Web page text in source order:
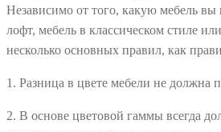
Независимо от того, какую мебель
лофт, мебель в классическом стиле
несколько основных правил, как
1. Разница в цвете мебели не должна
2. В основе цветовой гаммы всегда